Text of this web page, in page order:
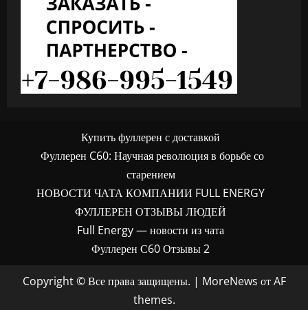
Купить фуллерен с доставкой
Фуллерен C60: Научная революция в борьбе со
старением
НОВОСТИ ЧАТА КОМПАНИИ FULL ENERGY
ФУЛЛЕРЕН ОТЗЫВЫ ЛЮДЕЙ
Full Energy — новости из чата
Фуллерен С60 Отзывы 2
Copyright © Все права защищены. | MoreNews от AF
themes.